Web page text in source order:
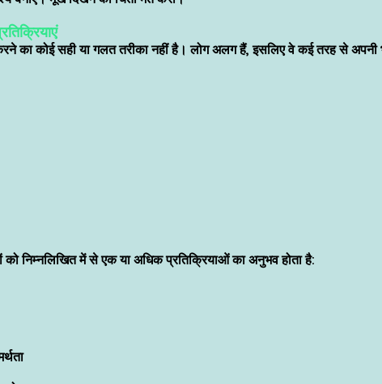
का कोई सही या गलत तरीका नहीं है। लोग अलग हैं, इसलिए वे कई तरह से अपनी
को निम्नलिखित में से एक या अधिक प्रतिक्रियाओं का अनुभव होता है: